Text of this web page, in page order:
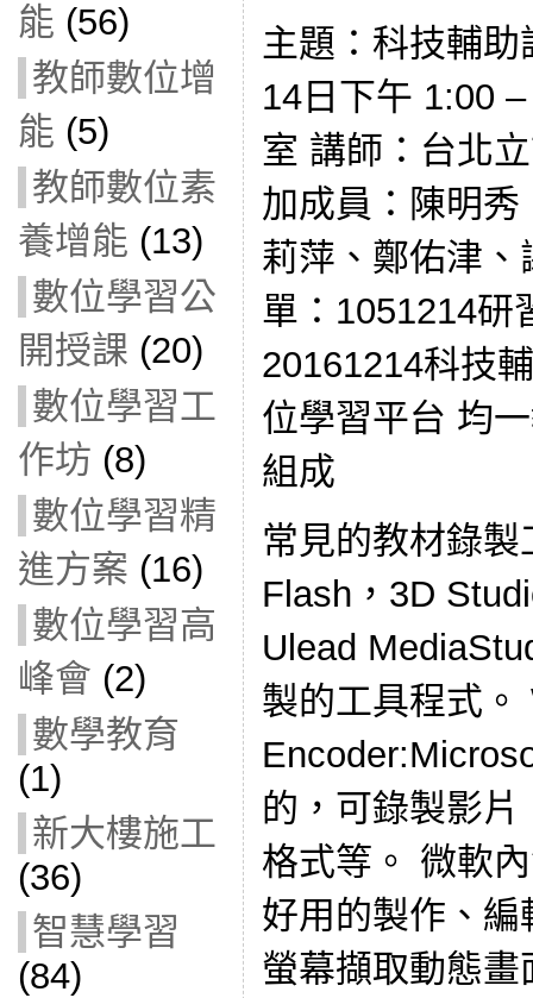
能 (56)
教師數位增
能 (5)
教師數位素
養增能 (13)
數位學習公
開授課 (20)
數位學習工
作坊 (8)
數位學習精
進方案 (16)
數位學習高
峰會 (2)
數學教育
(1)
新大樓施工
(36)
智慧學習
(84)
主題：科技輔
14日下午 1:00
室 講師：台北
加成員：陳明
莉萍、鄭佑津
單：1051214研
20161214科技
位學習平台 均
組成
常見的教材錄
Flash，3D
Ulead
製的工具程式
的，可錄製影
格式等。 微軟
好用的製作、
螢幕擷取動態